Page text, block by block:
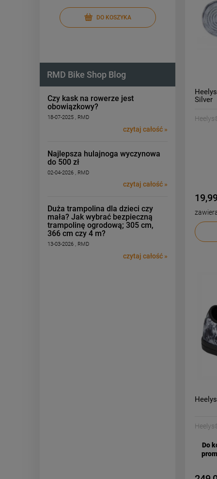
DO KOSZYKA
RMD Bike Shop Blog
Czy kask na rowerze jest
obowiązkowy?
18-07-2025 , RMD
czytaj całość »
Najlepsza hulajnoga wyczynowa
do 500 zł
02-04-2026 , RMD
czytaj całość »
Duża trampolina dla dzieci czy
mała? Jak wybrać bezpieczną
trampolinę ogrodową; 305 cm,
366 cm czy 4 m?
13-03-2026 , RMD
czytaj całość »
Silver
Do